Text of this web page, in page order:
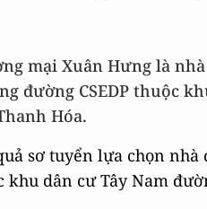
mại Xuân Hưng là
đường CSEDP thuộc
Hóa.
sơ tuyển lựa chọn
khu dân cư Tây Nam